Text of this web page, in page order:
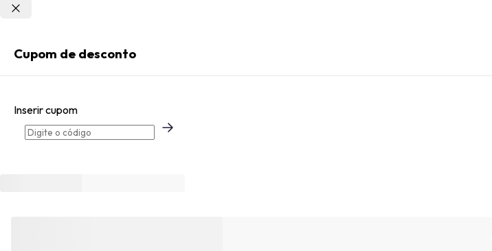
Esqueci minha senha
Acessar com senha temporária
Cupom de desconto
Inserir cupom